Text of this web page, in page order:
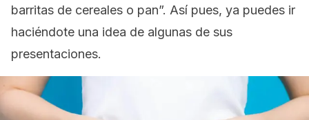
barritas de cereales o pan”. Así pues, ya puedes ir
haciéndote una idea de algunas de sus
presentaciones.